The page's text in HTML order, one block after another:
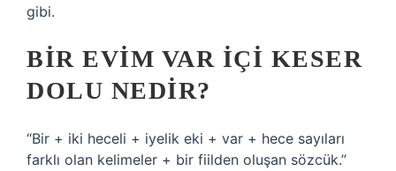
gibi.
BIR EVIM VAR IÇI KESER
DOLU NEDIR?
“Bir + iki heceli + iyelik eki + var + hece sayıları
farklı olan kelimeler + bir fiilden oluşan sözcük.”